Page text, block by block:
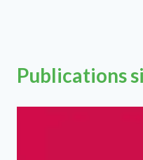
Publications